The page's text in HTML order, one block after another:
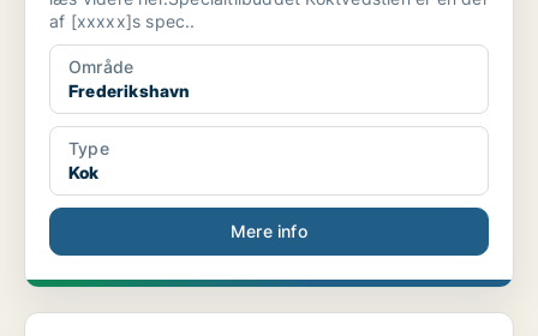
af [xxxxx]s spec..
Område
Frederikshavn
Type
Kok
Mere info
Er du vores nye SSH-stjerne i aftenvagten?